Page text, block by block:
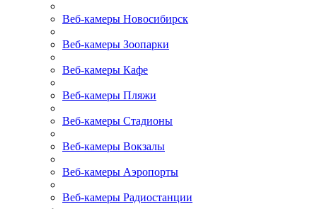
Веб-камеры Новосибирск
Веб-камеры Зоопарки
Веб-камеры Кафе
Веб-камеры Пляжи
Веб-камеры Стадионы
Веб-камеры Вокзалы
Веб-камеры Аэропорты
Веб-камеры Радиостанции